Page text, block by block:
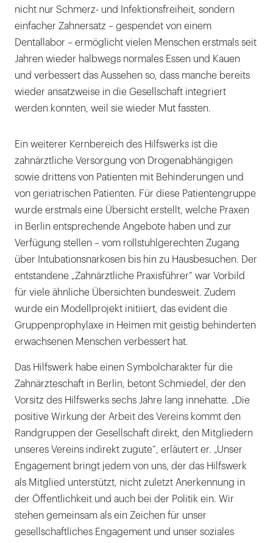
nicht nur Schmerz- und Infektionsfreiheit, sondern
einfacher Zahnersatz – gespendet von einem
Dentallabor – ermöglicht vielen Menschen erstmals seit
Jahren wieder halbwegs normales Essen und Kauen
und verbessert das Aussehen so, dass manche bereits
wieder ansatzweise in die Gesellschaft integriert
werden konnten, weil sie wieder Mut fassten.
Ein weiterer Kernbereich des Hilfswerks ist die
zahnärztliche Versorgung von Drogenabhängigen
sowie drittens von Patienten mit Behinderungen und
von geriatrischen Patienten. Für diese Patientengruppe
wurde erstmals eine Übersicht erstellt, welche Praxen
in Berlin entsprechende Angebote haben und zur
Verfügung stellen – vom rollstuhlgerechten Zugang
über Intubationsnarkosen bis hin zu Hausbesuchen. Der
entstandene „Zahnärztliche Praxisführer“ war Vorbild
für viele ähnliche Übersichten bundesweit. Zudem
wurde ein Modellprojekt initiiert, das evident die
Gruppenprophylaxe in Heimen mit geistig behinderten
erwachsenen Menschen verbessert hat.
Das Hilfswerk habe einen Symbolcharakter für die
Zahnärzteschaft in Berlin, betont Schmiedel, der den
Vorsitz des Hilfswerks sechs Jahre lang innehatte. „Die
positive Wirkung der Arbeit des Vereins kommt den
Randgruppen der Gesellschaft direkt, den Mitgliedern
unseres Vereins indirekt zugute“, erläutert er. „Unser
Engagement bringt jedem von uns, der das Hilfswerk
als Mitglied unterstützt, nicht zuletzt Anerkennung in
der Öffentlichkeit und auch bei der Politik ein. Wir
stehen gemeinsam als ein Zeichen für unser
gesellschaftliches Engagement und unser soziales